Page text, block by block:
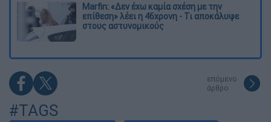
Marfin: «Δεν έχω καμία σχέση με την
επίθεση» λέει η 46χρονη - Τι αποκάλυψε
στους αστυνομικούς
επόμενο
άρθρο
#TAGS